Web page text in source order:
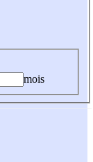
mois